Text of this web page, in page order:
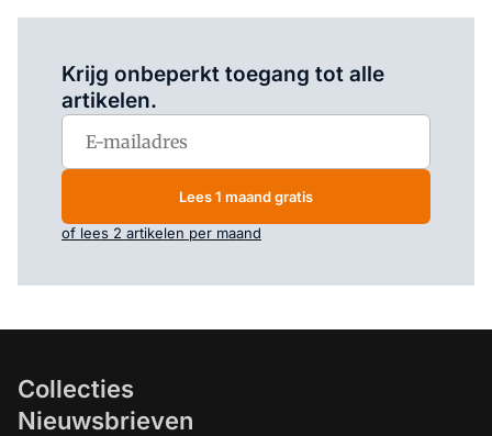
Krijg onbeperkt toegang tot alle
artikelen.
Lees 1 maand gratis
of lees 2 artikelen per maand
Collecties
Nieuwsbrieven